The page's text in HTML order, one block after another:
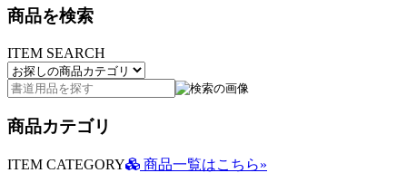
商品を検索
ITEM SEARCH
商品カテゴリ
ITEM CATEGORY
商品一覧はこちら»